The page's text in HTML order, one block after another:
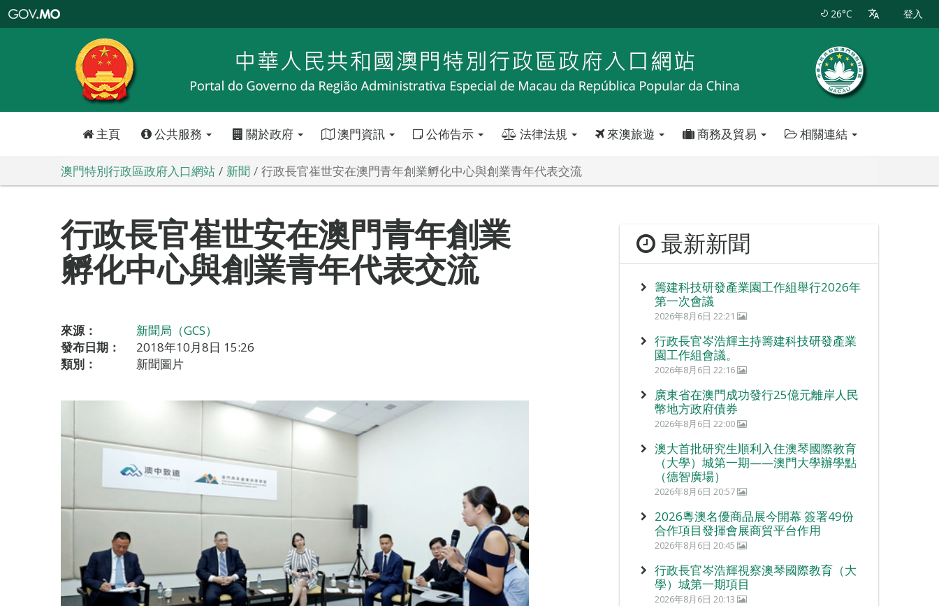
特
政
區
政
口
26°C 登入
主頁 公共服務 關於政府 澳門資訊 公佈告示 法律法規 來澳旅遊 商務及貿易 相關連結
澳門特別行政區政府入口網站 新聞 行政長官崔世安在澳門青年創業孵化中心與創業青年代表交流
行政長官崔世安在澳門青年創業
孵化中心與創業青年代表交流
來源：
新聞局（GCS）
發布日期：
2018年10月8日 15:26
類別：
新聞圖片
最新新聞
籌建科技研發產業園工作組舉行2026年
第一次會議
2026年8月6日 22:21
行政長官岑浩輝主持籌建科技研發產業
園工作組會議。
2026年8月6日 22:16
廣東省在澳門成功發行25億元離岸人民
幣地方政府債券
2026年8月6日 22:00
澳大首批研究生順利入住澳琴國際教育
（大學）城第一期——澳門大學辦學點
（德智廣場）
2026年8月6日 20:57
2026粵澳名優商品展今開幕 簽署49份
合作項目發揮會展商貿平台作用
2026年8月6日 20:45
行政長官岑浩輝視察澳琴國際教育（大
學）城第一期項目
2026年8月6日 20:13